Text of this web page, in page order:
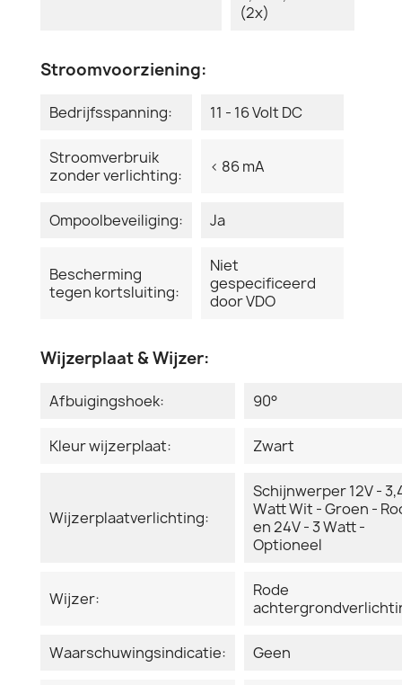
(2x)
Stroomvoorziening:
Bedrijfsspanning: 11 - 16 Volt DC
Stroomverbruik
zonder verlichting:
< 86 mA
Ompoolbeveiliging: Ja
Bescherming
tegen kortsluiting:
Niet
gespecificeerd
door VDO
Wijzerplaat & Wijzer:
Afbuigingshoek: 90°
Kleur wijzerplaat: Zwart
Wijzerplaatverlichting:
Schijnwerper 12V -
Watt Wit - Groen -
en 24V - 3 Watt -
Optioneel
Wijzer:
Rode
Waarschuwingsindicatie: Geen